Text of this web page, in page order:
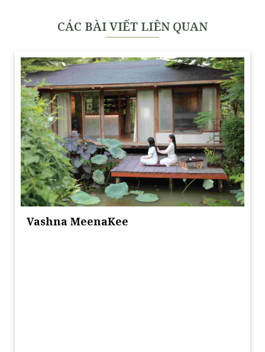
CÁC BÀI VIẾT LIÊN QUAN
Vashna MeenaKee